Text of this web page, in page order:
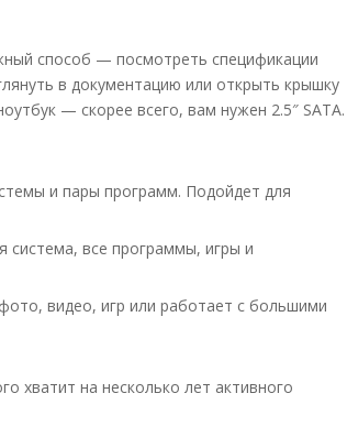
способ — посмотреть спецификации
в документацию или открыть крышку
— скорее всего, вам нужен 2.5″ SATA.
и пары программ. Подойдет для
все программы, игры и
видео, игр или работает с большими
хватит на несколько лет активного